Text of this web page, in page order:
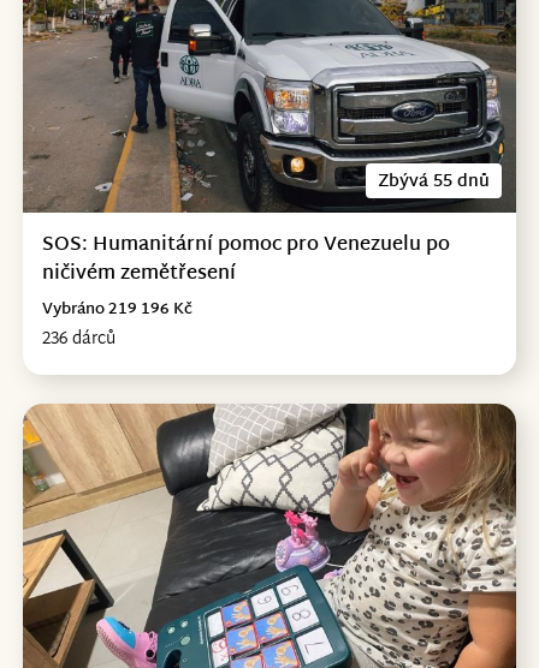
Zbývá 55 dnů
SOS: Humanitární pomoc pro Venezuelu po
ničivém zemětřesení
236 dárců
Vybráno 219 196 Kč